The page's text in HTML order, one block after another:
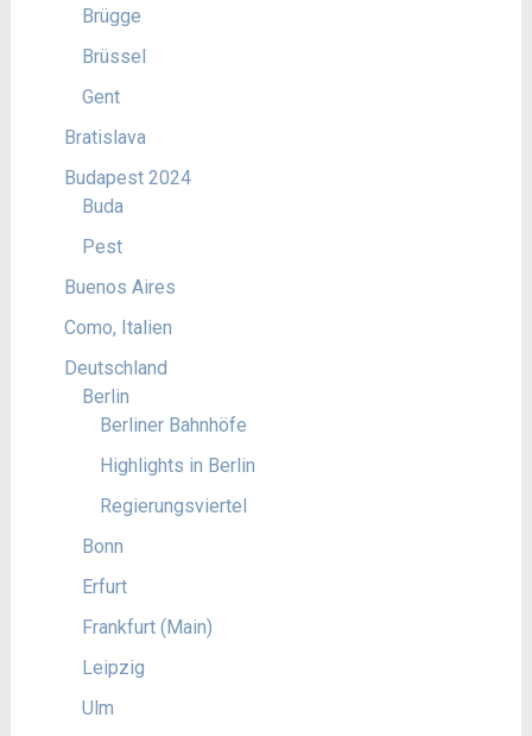
Brügge
Brüssel
Gent
Bratislava
Budapest 2024
Buda
Pest
Buenos Aires
Como, Italien
Deutschland
Berlin
Berliner Bahnhöfe
Highlights in Berlin
Regierungsviertel
Bonn
Erfurt
Frankfurt (Main)
Leipzig
Ulm